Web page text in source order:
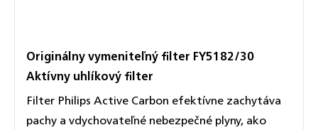
Originálny vymeniteľný filter FY5182/30
Aktívny uhlíkový filter
Filter Philips Active Carbon efektívne zachytáva
pachy a vdychovateľné nebezpečné plyny, ako